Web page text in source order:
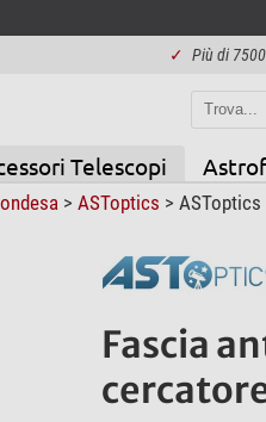
✓ Più di
Telescopi
> ASToptics >
Fascia